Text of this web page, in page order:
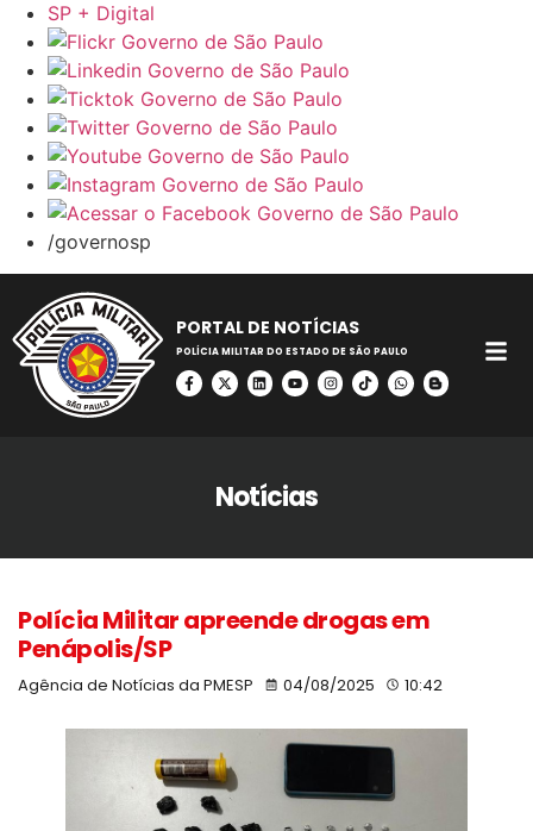
SP + Digital
/governosp
PORTAL DE NOTÍCIAS
POLÍCIA MILITAR DO ESTADO DE SÃO PAULO
Notícias
Polícia Militar apreende drogas em
Penápolis/SP
Agência de Notícias da PMESP 04/08/2025 10:42